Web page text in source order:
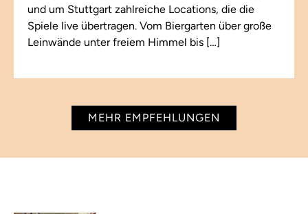
und um Stuttgart zahlreiche Locations, die die
Spiele live übertragen. Vom Biergarten über große
Leinwände unter freiem Himmel bis […]
MEHR EMPFEHLUNGEN